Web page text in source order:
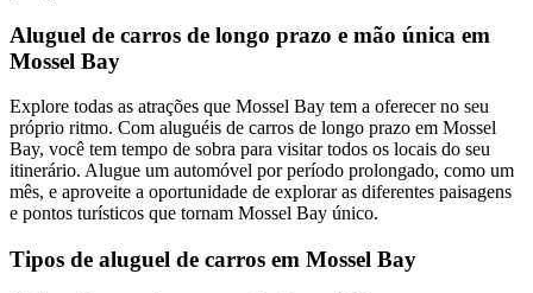
Aluguel de carros de longo prazo e mão única em
Mossel Bay
Explore todas as atrações que Mossel Bay tem a oferecer no seu
próprio ritmo. Com aluguéis de carros de longo prazo em Mossel
Bay, você tem tempo de sobra para visitar todos os locais do seu
itinerário. Alugue um automóvel por período prolongado, como um
mês, e aproveite a oportunidade de explorar as diferentes paisagens
e pontos turísticos que tornam Mossel Bay único.
Tipos de aluguel de carros em Mossel Bay